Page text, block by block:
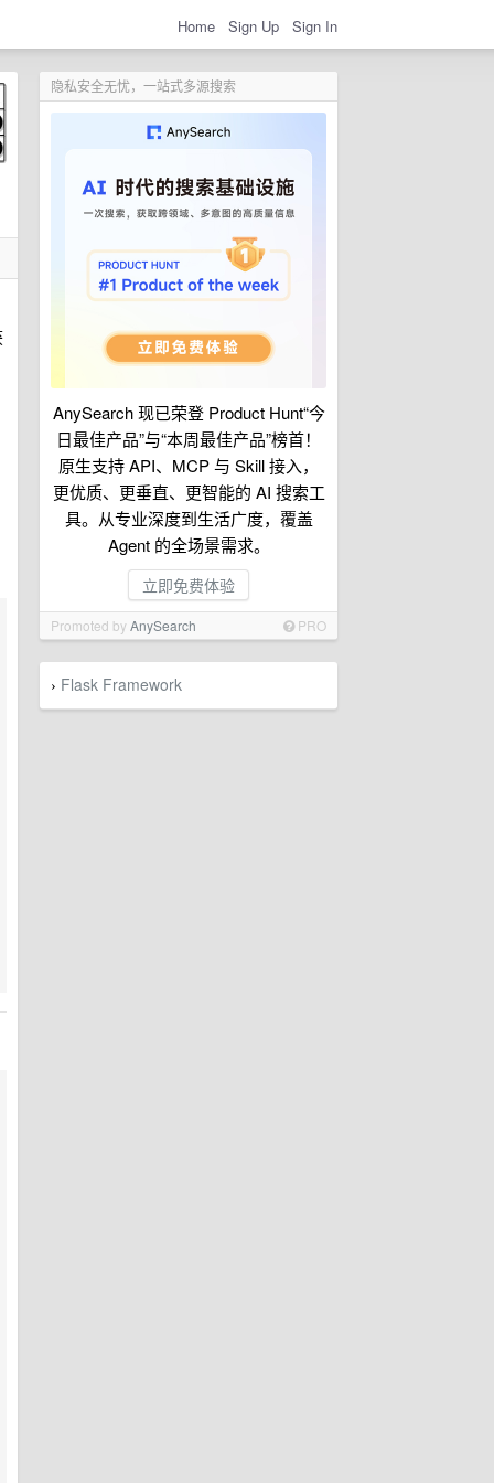
Home Sign Up Sign In
隐私安全无忧，一站式多源搜索
AnySearch 现已荣登 Product Hunt“今
日最佳产品”与“本周最佳产品”榜首！
原生支持 API、MCP 与 Skill 接入，
更优质、更垂直、更智能的 AI 搜索工
具。从专业深度到生活广度，覆盖
Agent 的全场景需求。
立即免费体验
Promoted byAnySearch PRO
› Flask Framework